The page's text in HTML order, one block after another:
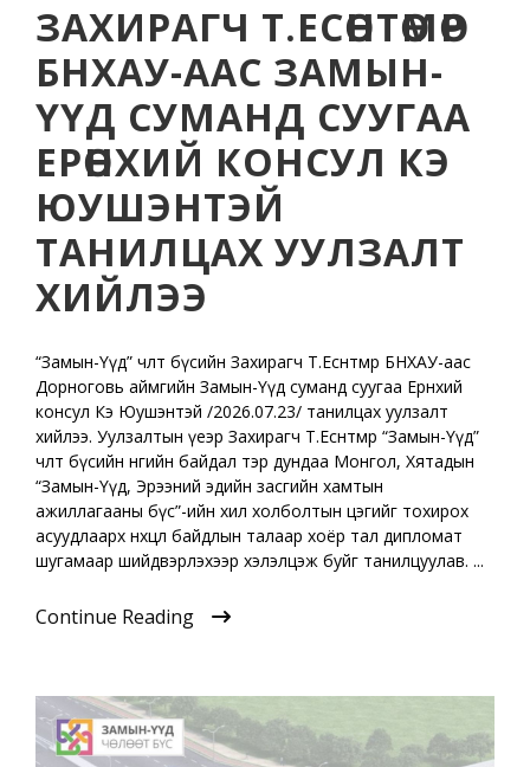
ЗАХИРАГЧ Т.ЕСӨНТӨМӨР
БНХАУ-ААС ЗАМЫН-
ҮҮД СУМАНД СУУГАА
ЕРӨНХИЙ КОНСУЛ КЭ
ЮУШЭНТЭЙ
ТАНИЛЦАХ УУЛЗАЛТ
ХИЙЛЭЭ
“Замын-Үүд” чөлөөт бүсийн Захирагч Т.Есөнтөмөр БНХАУ-аас
Дорноговь аймгийн Замын-Үүд суманд суугаа Ерөнхий
консул Кэ Юушэнтэй /2026.07.23/ танилцах уулзалт
хийлээ. Уулзалтын үеэр Захирагч Т.Есөнтөмөр “Замын-Үүд”
чөлөөт бүсийн өнөөгийн байдал тэр дундаа Монгол, Хятадын
“Замын-Үүд, Эрээний эдийн засгийн хамтын
ажиллагааны бүс”-ийн хил холболтын цэгийг тохирох
асуудлаарх нөхцөл байдлын талаар хоёр тал дипломат
шугамаар шийдвэрлэхээр хэлэлцэж буйг танилцуулав. ...
Continue Reading